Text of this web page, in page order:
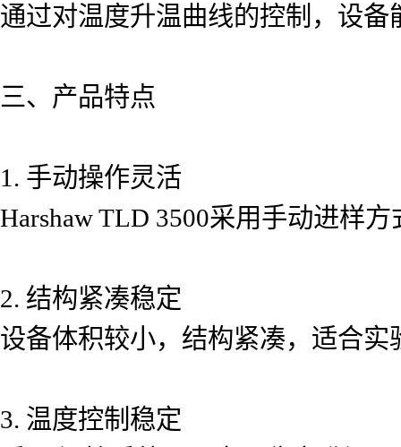
通过对温度升温曲线的控制，设
三、产品特点
1. 手动操作灵活
Harshaw TLD 3500采用手动进样
2. 结构紧凑稳定
设备体积较小，结构紧凑，适合
3. 温度控制稳定